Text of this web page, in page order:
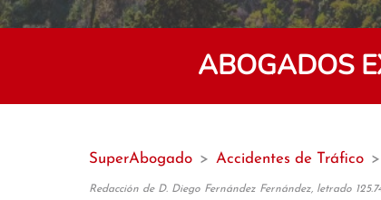
ABOGADOS
SuperAbogado > Accidentes de Tráfico >
Redacción de D. Diego Fernández Fernández, letrado